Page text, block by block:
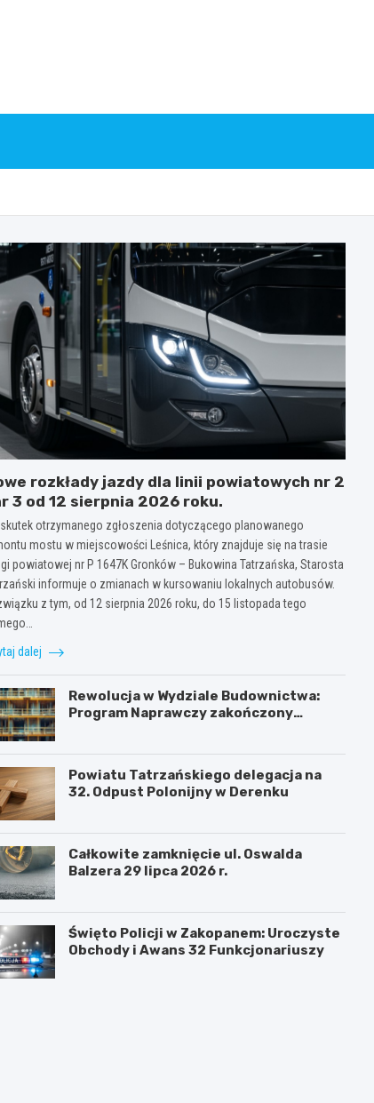
rozkłady jazdy dla linii powiatowych nr 2
3 od 12 sierpnia 2026 roku.
skutek otrzymanego zgłoszenia dotyczącego planowanego
mostu w miejscowości Leśnica, który znajduje się na trasie
powiatowej nr P 1647K Gronków – Bukowina Tatrzańska, Starosta
informuje o zmianach w kursowaniu lokalnych autobusów.
z tym, od 12 sierpnia 2026 roku, do 15 listopada tego
dalej
Rewolucja w Wydziale Budownictwa:
Program Naprawczy zakończony
Powiatu Tatrzańskiego delegacja na
32. Odpust Polonijny w Derenku
Całkowite zamknięcie ul. Oswalda
Balzera 29 lipca 2026 r.
Święto Policji w Zakopanem: Uroczyste
Obchody i Awans 32 Funkcjonariuszy